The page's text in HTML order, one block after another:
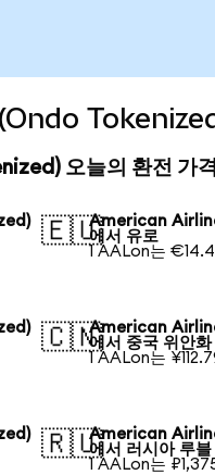
Tokenized)
오늘의 환전 가격
🇪🇺American
에서 유로
1 AALon는
🇨🇳American
에서 중국 위안화
1 AALon는
🇷🇺American
에서 러시아 루블
1 AALon는